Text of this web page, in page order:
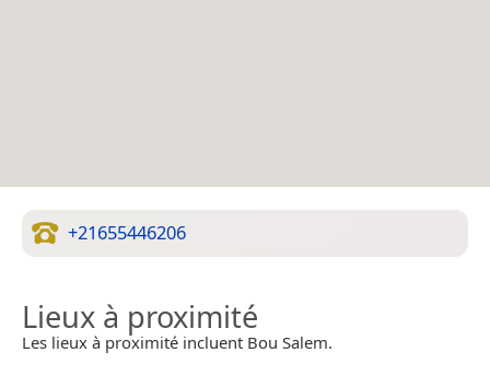
+21655446206
Lieux à proximité
Les lieux à proximité incluent Bou Salem.